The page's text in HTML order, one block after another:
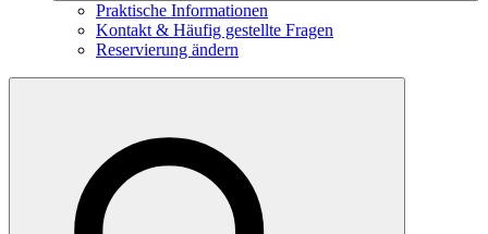
Praktische Informationen
Kontakt & Häufig gestellte Fragen
Reservierung ändern